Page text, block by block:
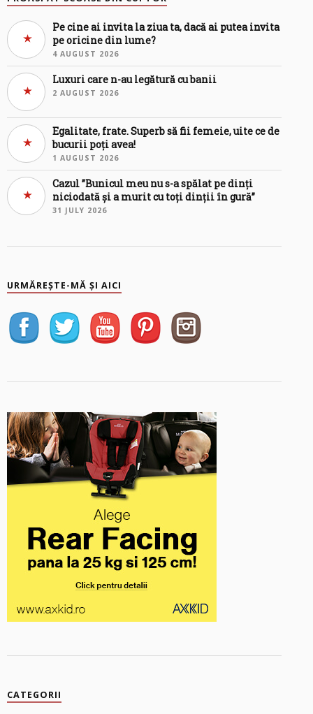
Pe cine ai invita la ziua ta, dacă ai putea invita
pe oricine din lume?
4 AUGUST 2026
Luxuri care n-au legătură cu banii
2 AUGUST 2026
Egalitate, frate. Superb să fii femeie, uite ce de
bucurii poți avea!
1 AUGUST 2026
Cazul ”Bunicul meu nu s-a spălat pe dinți
niciodată și a murit cu toți dinții în gură”
31 JULY 2026
URMĂREȘTE-MĂ ȘI AICI
CATEGORII